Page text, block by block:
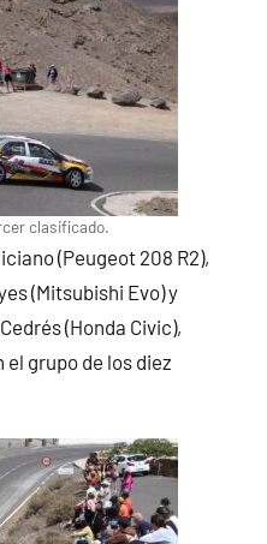
clasificado.
(Peugeot 208 R2),
(Mitsubishi Evo) y
(Honda Civic),
grupo de los diez